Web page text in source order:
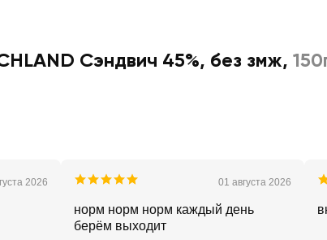
Сэндвич 45%, без змж,
2026 01 августа 2026
норм норм норм каждый день
берём выходит